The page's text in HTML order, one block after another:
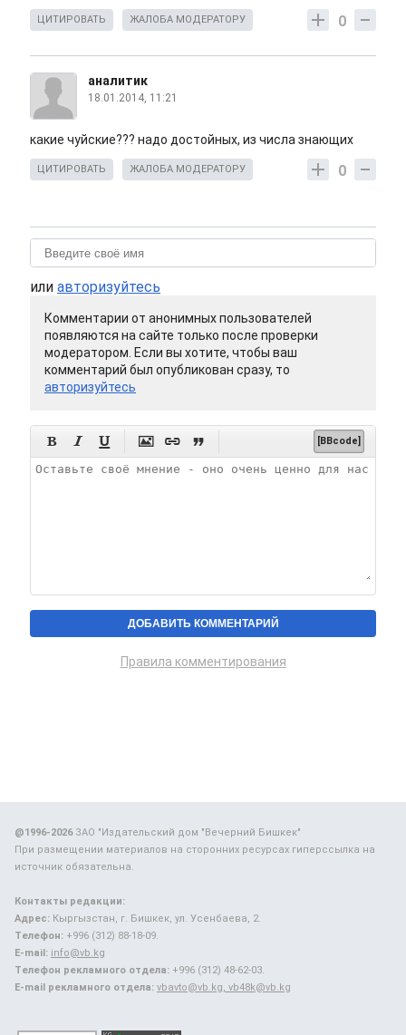
0
ЦИТИРОВАТЬ ЖАЛОБА МОДЕРАТОРУ
аналитик
18.01.2014, 11:21
какие чуйские??? надо достойных, из числа знающих
0
ЦИТИРОВАТЬ ЖАЛОБА МОДЕРАТОРУ
или авторизуйтесь
Комментарии от анонимных пользователей
появляются на сайте только после проверки
модератором. Если вы хотите, чтобы ваш
комментарий был опубликован сразу, то
авторизуйтесь
      [BBcode]
Правила комментирования
@1996-2026ЗАО "Издательский дом "Вечерний Бишкек"
При размещении материалов на сторонних ресурсах гиперссылка на
источник обязательна.
Контакты редакции:
Адрес: Кыргызстан, г. Бишкек, ул. Усенбаева, 2.
Телефон: +996 (312) 88-18-09.
E-mail: info@vb.kg
Телефон рекламного отдела: +996 (312) 48-62-03.
E-mail рекламного отдела: vbavto@vb.kg, vb48k@vb.kg